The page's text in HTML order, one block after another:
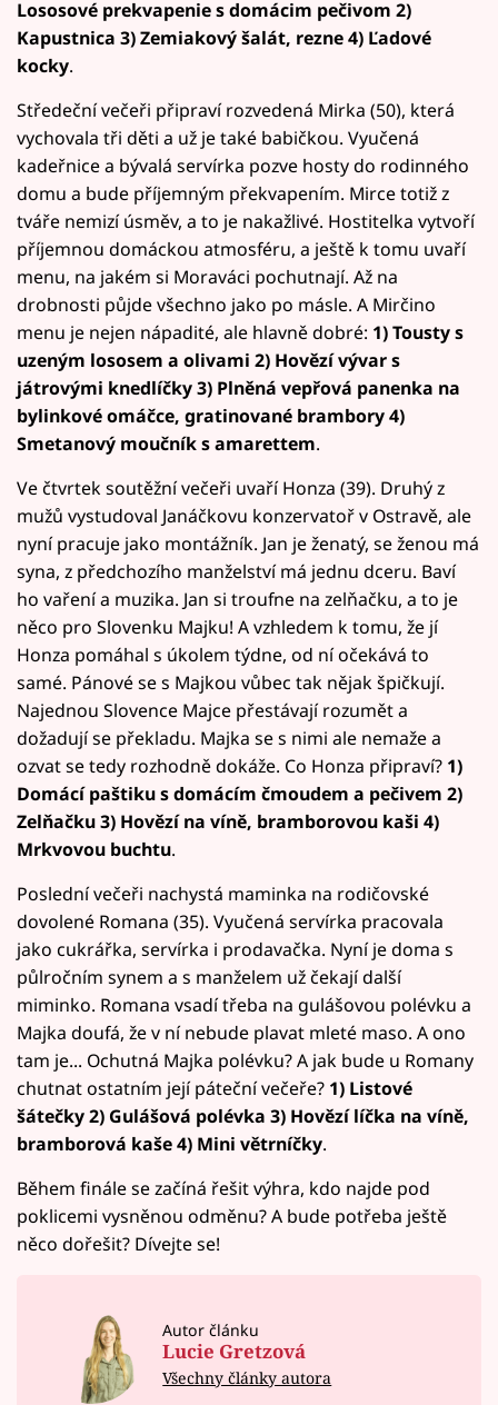
Lososové prekvapenie s domácim pečivom 2)
Kapustnica 3) Zemiakový šalát, rezne 4) Ľadové
kocky.
Středeční večeři připraví rozvedená Mirka (50), která
vychovala tři děti a už je také babičkou. Vyučená
kadeřnice a bývalá servírka pozve hosty do rodinného
domu a bude příjemným překvapením. Mirce totiž z
tváře nemizí úsměv, a to je nakažlivé. Hostitelka vytvoří
příjemnou domáckou atmosféru, a ještě k tomu uvaří
menu, na jakém si Moraváci pochutnají. Až na
drobnosti půjde všechno jako po másle. A Mirčino
menu je nejen nápadité, ale hlavně dobré: 1) Tousty s
uzeným lososem a olivami 2) Hovězí vývar s
játrovými knedlíčky 3) Plněná vepřová panenka na
bylinkové omáčce, gratinované brambory 4)
Smetanový moučník s amarettem.
Ve čtvrtek soutěžní večeři uvaří Honza (39). Druhý z
mužů vystudoval Janáčkovu konzervatoř v Ostravě, ale
nyní pracuje jako montážník. Jan je ženatý, se ženou má
syna, z předchozího manželství má jednu dceru. Baví
ho vaření a muzika. Jan si troufne na zelňačku, a to je
něco pro Slovenku Majku! A vzhledem k tomu, že jí
Honza pomáhal s úkolem týdne, od ní očekává to
samé. Pánové se s Majkou vůbec tak nějak špičkují.
Najednou Slovence Majce přestávají rozumět a
dožadují se překladu. Majka se s nimi ale nemaže a
ozvat se tedy rozhodně dokáže. Co Honza připraví? 1)
Domácí paštiku s domácím čmoudem a pečivem 2)
Zelňačku 3) Hovězí na víně, bramborovou kaši 4)
Mrkvovou buchtu.
Poslední večeři nachystá maminka na rodičovské
dovolené Romana (35). Vyučená servírka pracovala
jako cukrářka, servírka i prodavačka. Nyní je doma s
půlročním synem a s manželem už čekají další
miminko. Romana vsadí třeba na gulášovou polévku a
Majka doufá, že v ní nebude plavat mleté maso. A ono
tam je... Ochutná Majka polévku? A jak bude u Romany
chutnat ostatním její páteční večeře? 1) Listové
šátečky 2) Gulášová polévka 3) Hovězí líčka na víně,
bramborová kaše 4) Mini větrníčky.
Během finále se začíná řešit výhra, kdo najde pod
poklicemi vysněnou odměnu? A bude potřeba ještě
něco dořešit? Dívejte se!
Autor článku
Lucie Gretzová
Všechny články autora